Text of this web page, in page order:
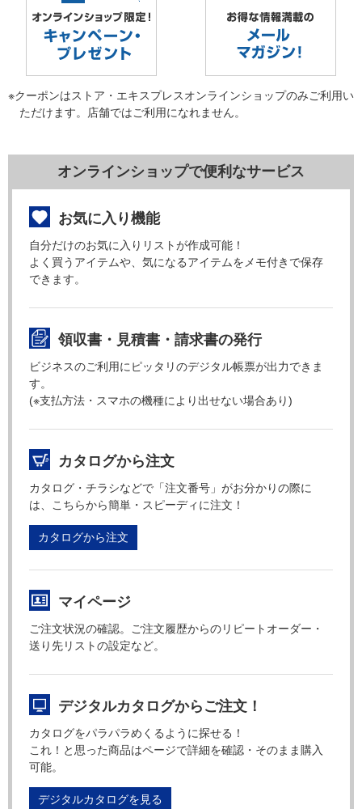
※クーポンはストア・エキスプレスオンラインショップのみご利用い
ただけます。店舗ではご利用になれません。
オンラインショップで便利なサービス
お気に入り機能
自分だけのお気に入りリストが作成可能！
よく買うアイテムや、気になるアイテムをメモ付きで保存
できます。
領収書・見積書・請求書の発行
ビジネスのご利用にピッタリのデジタル帳票が出力できま
す。
(※支払方法・スマホの機種により出せない場合あり)
カタログから注文
カタログ・チラシなどで「注文番号」がお分かりの際に
は、こちらから簡単・スピーディに注文！
カタログから注文
マイページ
ご注文状況の確認。ご注文履歴からのリピートオーダー・
送り先リストの設定など。
デジタルカタログからご注文！
カタログをパラパラめくるように探せる！
これ！と思った商品はページで詳細を確認・そのまま購入
可能。
デジタルカタログを見る